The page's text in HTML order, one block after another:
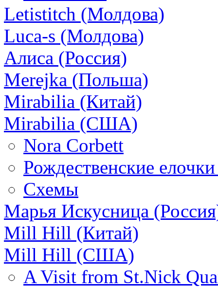
Letistitch (Молдова)
Luca-s (Молдова)
Алиса (Россия)
Merejka (Польша)
Mirabilia (Китай)
Mirabilia (США)
Nora Corbett
Рождественские
Схемы
Марья Искусница
Mill Hill (Китай)
Mill Hill (США)
A Visit from St.Nick